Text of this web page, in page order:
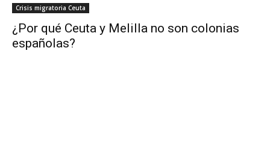
Crisis migratoria Ceuta
¿Por qué Ceuta y Melilla no son colonias
españolas?